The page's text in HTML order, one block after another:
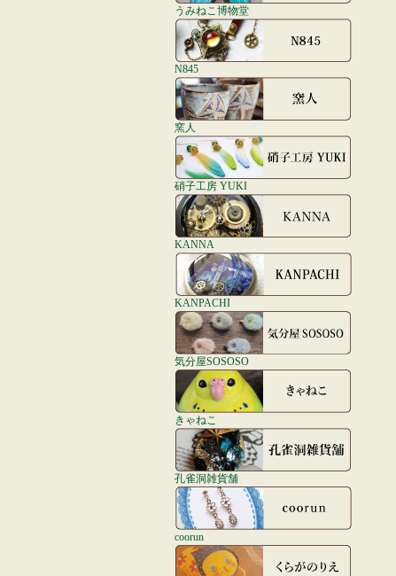
うみねこ博物堂
N845
窯人
硝子工房 YUKI
KANNA
KANPACHI
気分屋SOSOSO
きゃねこ
孔雀洞雑貨舗
coorun